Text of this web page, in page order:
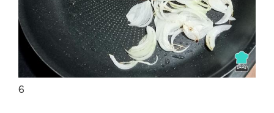
6